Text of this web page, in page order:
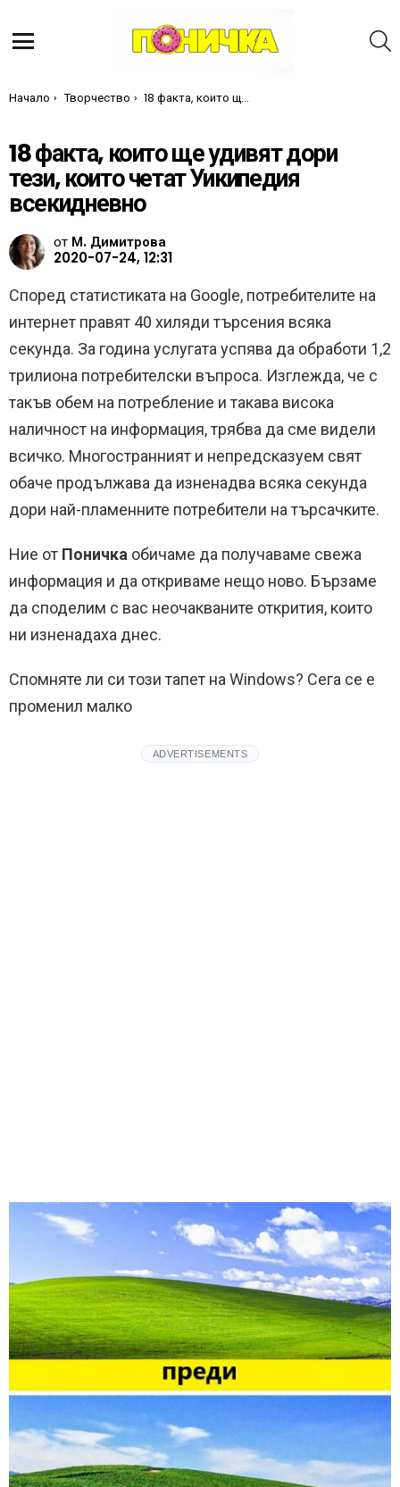
Ти си тук:
Начало Творчество 18 факта, които ще удивят дори тези, които четат Уикипедия всекидневно
18 факта, които ще удивят дори
тези, които четат Уикипедия
всекидневно
от М. Димитрова
2020-07-24, 12:31
Според статистиката на Google, потребителите на
интернет правят 40 хиляди търсения всяка
секунда. За година услугата успява да обработи 1,2
трилиона потребителски въпроса. Изглежда, че с
такъв обем на потребление и такава висока
наличност на информация, трябва да сме видели
всичко. Многостранният и непредсказуем свят
обаче продължава да изненадва всяка секунда
дори най-пламенните потребители на търсачките.
Ние от Поничка обичаме да получаваме свежа
информация и да откриваме нещо ново. Бързаме
да споделим с вас неочакваните открития, които
ни изненадаха днес.
Спомняте ли си този тапет на Windows? Сега се е
променил малко
ADVERTISEMENTS